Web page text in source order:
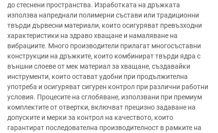
до стеснени пространства. Изработката на дръжката
използва напреднали полимерни състави или традиционни
твърди дървесни материали, които осигуряват превъзходни
характеристики на здраво хващане и намаляване на
вибрациите. Много производители прилагат многосъставни
конструкции на дръжките, които комбинират твърди ядра с
външни слоеве от мек материал за хващане, създавайки
инструменти, които остават удобни при продължителна
употреба и осигуряват сигурен контрол при различни работни
условия. Процесите на сглобяване, използвани при премиум
комплектите от отвертки, включват прецизно задаване на
допуските и мерки за контрол на качеството, които
гарантират последователна производителност в рамките на